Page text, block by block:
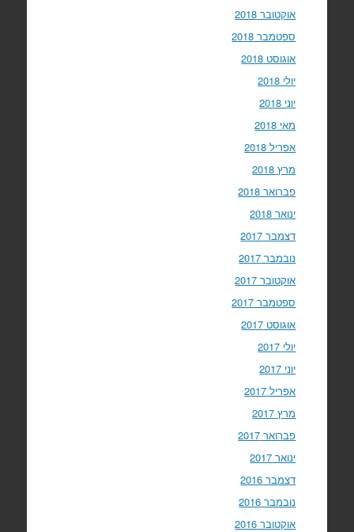
אוקטובר 2018
ספטמבר 2018
אוגוסט 2018
יולי 2018
יוני 2018
מאי 2018
אפריל 2018
מרץ 2018
פברואר 2018
ינואר 2018
דצמבר 2017
נובמבר 2017
אוקטובר 2017
ספטמבר 2017
אוגוסט 2017
יולי 2017
יוני 2017
אפריל 2017
מרץ 2017
פברואר 2017
ינואר 2017
דצמבר 2016
נובמבר 2016
אוקטובר 2016